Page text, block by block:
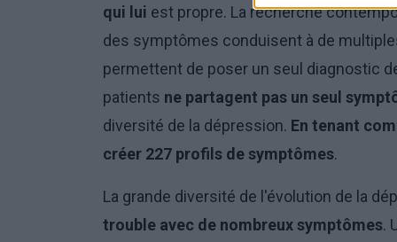
qui lui est propre. La recherche
des symptômes conduisent à de
permettent de poser un seul diagnostic
patients ne partagent pas un seul
diversité de la dépression. En tenant
créer 227 profils de symptômes.
La grande diversité de l'évolution de la
trouble avec de nombreux symptômes.